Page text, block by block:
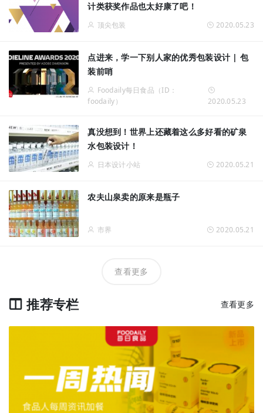
计类获奖作品也太好康了吧！
顶尖包装 2020.05.23
点进来，学一下别人家的优秀包装设计 | 包
装前哨
Foodaily每日食品（ID：
foodaily）
2020.05.23
真没想到！世界上还藏着这么多好看的矿泉
水包装设计！
日本设计小站 2020.05.21
农夫山泉卖的原来是瓶子
市界 2020.05.21
查看更多
推荐专栏 查看更多